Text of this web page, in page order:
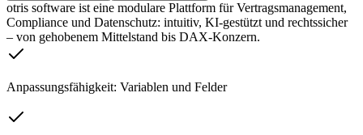
otris software ist eine modulare Plattform für Vertragsmanagement,
Compliance und Datenschutz: intuitiv, KI-gestützt und rechtssicher
– von gehobenem Mittelstand bis DAX-Konzern.
Anpassungsfähigkeit: Variablen und Felder